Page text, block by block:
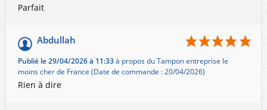
Parfait
Abdullah
Publié le 29/04/2026 à 11:33à propos du Tampon entreprise le
moins cher de France (Date de commande : 20/04/2026)
Rien à dire